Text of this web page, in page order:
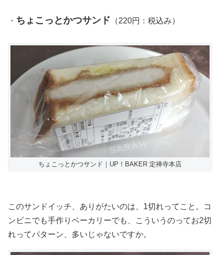
・ ちょこっとかつサンド （220円：税込み）
ちょこっとかつサンド｜UP！BAKER 定禅寺本店
このサンドイッチ、ありがたいのは、1切れってこと。コ
ンビニでも手作りベーカリーでも、こういうのってお2切
れってパターン、多いじゃないですか。